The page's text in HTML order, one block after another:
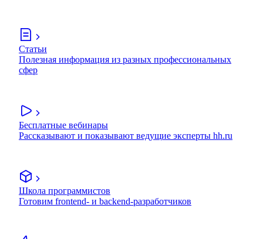
Статьи
Полезная информация из разных профессиональных
сфер
Бесплатные вебинары
Рассказывают и показывают ведущие эксперты hh.ru
Школа программистов
Готовим frontend- и backend-разработчиков